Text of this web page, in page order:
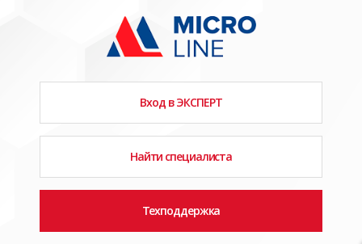
Вход в ЭКСПЕРТ
Найти специалиста
Техподдержка